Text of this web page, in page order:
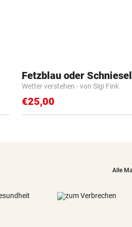
Fetzblau oder
Wetter verstehen - von Sigi Fink
€25,00
Alle